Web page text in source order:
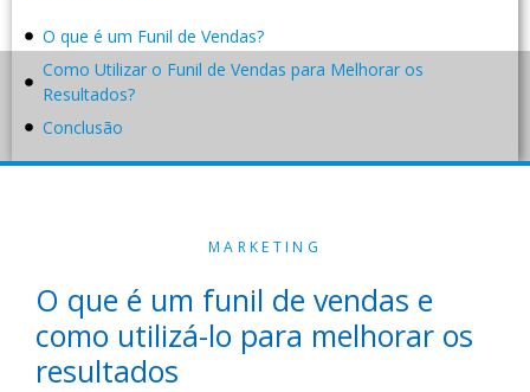
O que é um Funil de Vendas?
Como Utilizar o Funil de Vendas para Melhorar os
Resultados?
Conclusão
MARKETING
O que é um funil de vendas e
como utilizá-lo para melhorar os
resultados